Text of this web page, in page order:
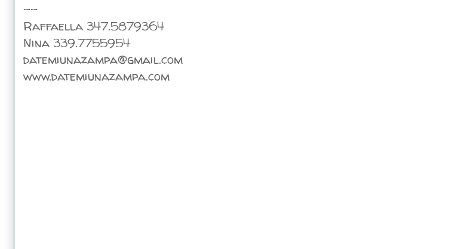
--
Raffaella 347.5879364
Nina 339.7755954
datemiunazampa@gmail.com
www.datemiunazampa.com